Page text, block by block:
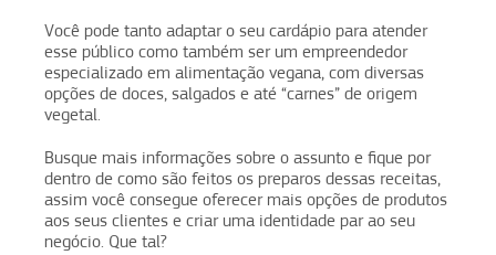
Você pode tanto adaptar o seu cardápio para atender
esse público como também ser um empreendedor
especializado em alimentação vegana, com diversas
opções de doces, salgados e até “carnes” de origem
vegetal.
Busque mais informações sobre o assunto e fique por
dentro de como são feitos os preparos dessas receitas,
assim você consegue oferecer mais opções de produtos
aos seus clientes e criar uma identidade par ao seu
negócio. Que tal?